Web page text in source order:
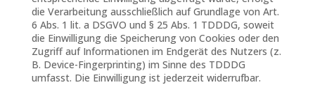
die Verarbeitung ausschließlich auf Grundlage von Art.
6 Abs. 1 lit. a DSGVO und § 25 Abs. 1 TDDDG, soweit
die Einwilligung die Speicherung von Cookies oder den
Zugriff auf Informationen im Endgerät des Nutzers (z.
B. Device-Fingerprinting) im Sinne des TDDDG
umfasst. Die Einwilligung ist jederzeit widerrufbar.